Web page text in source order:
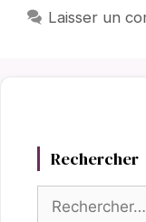
Laisser un
Rechercher
Rechercher :